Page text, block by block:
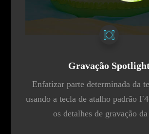
Gravação
Enfatizar parte determinada da
usando a tecla de atalho padrão
os detalhes de gravação